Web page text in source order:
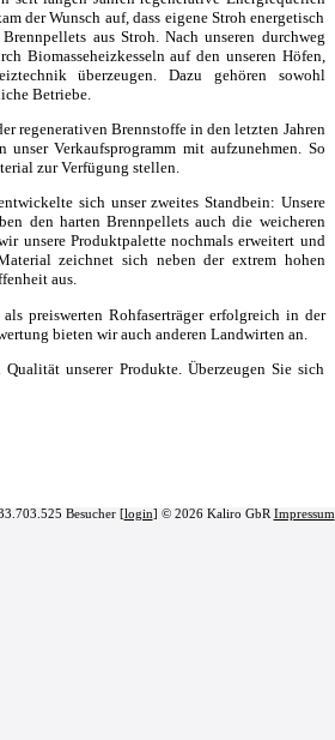
der Wunsch auf, dass eigene Stroh energetisch
aus Stroh. Nach unseren durchweg
Biomasseheizkesseln auf den unseren Höfen,
überzeugen. Dazu gehören sowohl
Betriebe.
regenerativen Brennstoffe in den letzten Jahren
Verkaufsprogramm mit aufzunehmen. So
zur Verfügung stellen.
sich unser zweites Standbein: Unsere
den harten Brennpellets auch die weicheren
unsere Produktpalette nochmals erweitert und
zeichnet sich neben der extrem hohen
aus.
preiswerten Rohfaserträger erfolgreich in der
bieten wir auch anderen Landwirten an.
unserer Produkte. Überzeugen Sie sich
Besucher [login] © 2026 Kaliro GbR Impressum